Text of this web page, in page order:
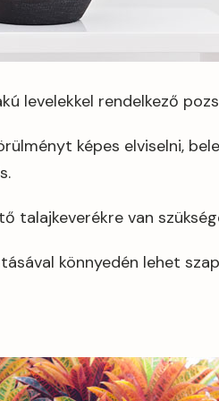
levelekkel rendelkező
képes elviselni,
talajkeverékre van
könnyedén lehet